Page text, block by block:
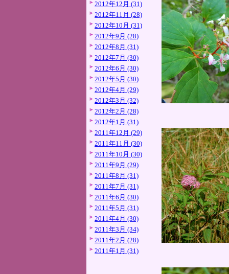
2012年12月 (31)
2012年11月 (28)
2012年10月 (31)
2012年9月 (28)
2012年8月 (31)
2012年7月 (30)
2012年6月 (30)
2012年5月 (30)
2012年4月 (29)
2012年3月 (32)
2012年2月 (28)
2012年1月 (31)
2011年12月 (29)
2011年11月 (30)
2011年10月 (30)
2011年9月 (29)
2011年8月 (31)
2011年7月 (31)
2011年6月 (30)
2011年5月 (31)
2011年4月 (30)
2011年3月 (34)
2011年2月 (28)
2011年1月 (31)